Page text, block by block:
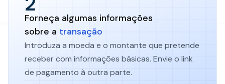
Forneça algumas informações
sobre a transação
Introduza a moeda e o montante que pretende
receber com informações básicas. Envie o link
de pagamento à outra parte.